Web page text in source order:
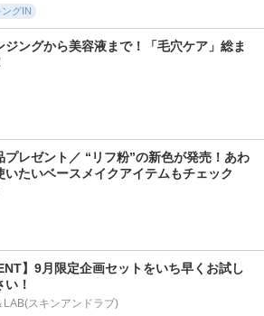
グIN
ジングから美容液まで！「毛穴ケア」総ま
プレゼント／ “リフ粉”の新色が発売！あわ
いたいベースメイクアイテムもチェック
】9月限定企画セットをいち早くお試し
い！
LAB(スキンアンドラブ)